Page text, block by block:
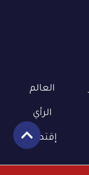
العالم
الرأي
إقتصاد